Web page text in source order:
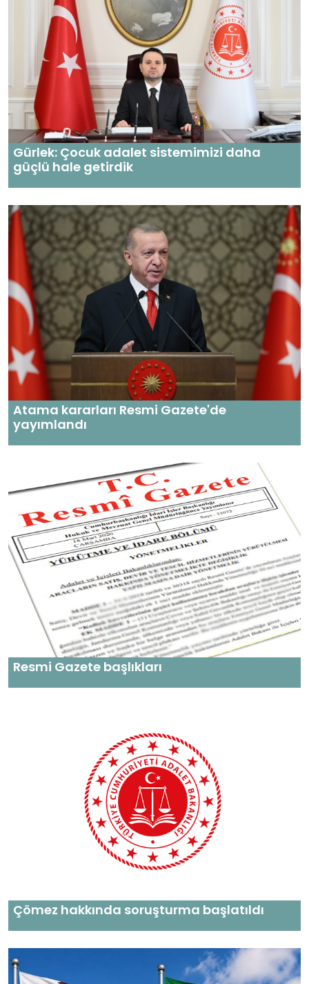
Gürlek: Çocuk adalet sistemimizi daha
güçlü hale getirdik
Atama kararları Resmi Gazete'de
yayımlandı
Resmi Gazete başlıkları
Çömez hakkında soruşturma başlatıldı